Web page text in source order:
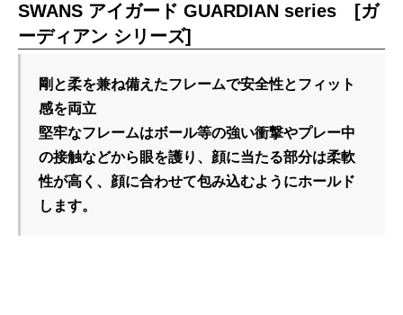
SWANS アイガード GUARDIAN series [ガ
ーディアン シリーズ]
剛と柔を兼ね備えたフレームで安全性とフィット
感を両立
堅牢なフレームはボール等の強い衝撃やプレー中
の接触などから眼を護り、顔に当たる部分は柔軟
性が高く、顔に合わせて包み込むようにホールド
します。